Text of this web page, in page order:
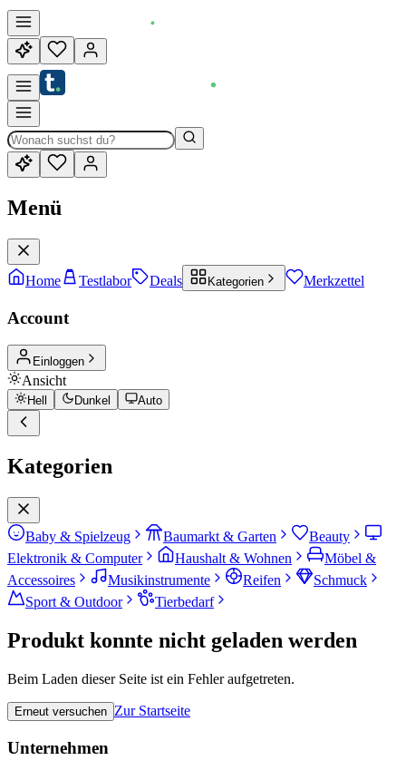
Menü
Home Testlabor Deals Kategorien Merkzettel
Account
Einloggen
Ansicht
Hell Dunkel Auto
Kategorien
Baby & Spielzeug Baumarkt & Garten
Beauty
Elektronik & Computer
Haushalt & Wohnen
Möbel &
Accessoires
Musikinstrumente Reifen
Schmuck
Sport & Outdoor
Tierbedarf
Produkt konnte nicht geladen werden
Beim Laden dieser Seite ist ein Fehler aufgetreten.
Erneut versuchen Zur Startseite
Unternehmen